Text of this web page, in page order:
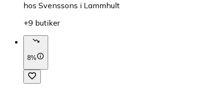
hos Svenssons i Lammhult
+9 butiker
8%